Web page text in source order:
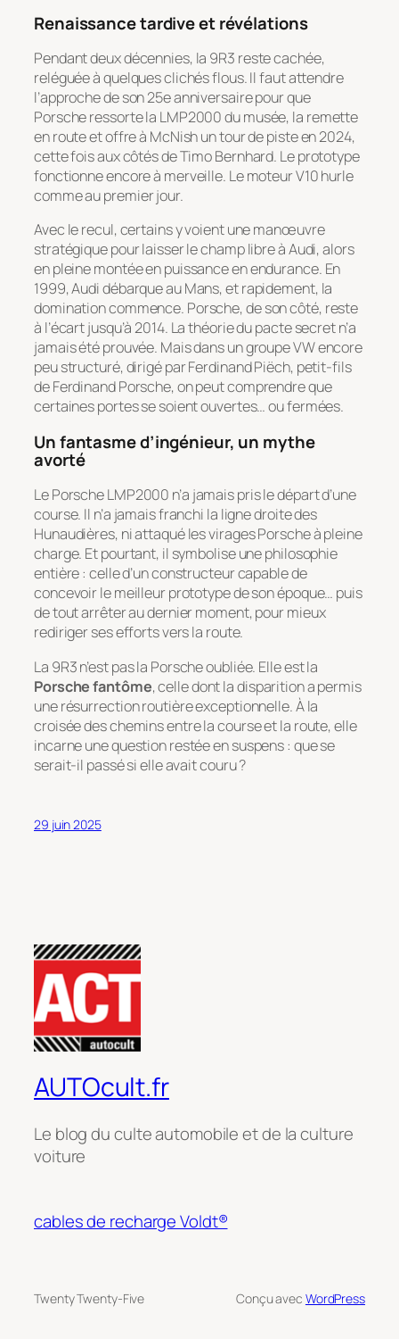
Renaissance tardive et révélations
Pendant deux décennies, la 9R3 reste cachée,
reléguée à quelques clichés flous. Il faut attendre
l’approche de son 25e anniversaire pour que
Porsche ressorte la LMP2000 du musée, la remette
en route et offre à McNish un tour de piste en 2024,
cette fois aux côtés de Timo Bernhard. Le prototype
fonctionne encore à merveille. Le moteur V10 hurle
comme au premier jour.
Avec le recul, certains y voient une manœuvre
stratégique pour laisser le champ libre à Audi, alors
en pleine montée en puissance en endurance. En
1999, Audi débarque au Mans, et rapidement, la
domination commence. Porsche, de son côté, reste
à l’écart jusqu’à 2014. La théorie du pacte secret n’a
jamais été prouvée. Mais dans un groupe VW encore
peu structuré, dirigé par Ferdinand Piëch, petit-fils
de Ferdinand Porsche, on peut comprendre que
certaines portes se soient ouvertes… ou fermées.
Un fantasme d’ingénieur, un mythe
avorté
Le Porsche LMP2000 n’a jamais pris le départ d’une
course. Il n’a jamais franchi la ligne droite des
Hunaudières, ni attaqué les virages Porsche à pleine
charge. Et pourtant, il symbolise une philosophie
entière : celle d’un constructeur capable de
concevoir le meilleur prototype de son époque… puis
de tout arrêter au dernier moment, pour mieux
rediriger ses efforts vers la route.
La 9R3 n’est pas la Porsche oubliée. Elle est la
Porsche fantôme, celle dont la disparition a permis
une résurrection routière exceptionnelle. À la
croisée des chemins entre la course et la route, elle
incarne une question restée en suspens : que se
serait-il passé si elle avait couru ?
29 juin 2025
AUTOcult.fr
Le blog du culte automobile et de la culture
voiture
cables de recharge Voldt®
Twenty Twenty-Five Conçu avec WordPress